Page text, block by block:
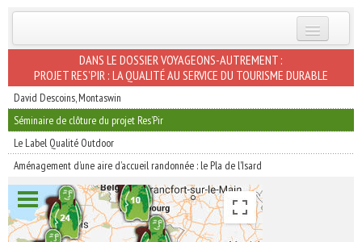
INSCRIVEZ-VOUS | ABONNEZ-VOUS
DANS LE DOSSIER VOYAGEONS-AUTREMENT :
PROJET RES’PIR : LA QUALITÉ AU SERVICE DU TOURISME DURABLE
David Descoins, Montaswin
Séminaire de clôture du projet Res’Pir
Le Label Qualité Outdoor
Aménagement d’une aire d’accueil randonnée : le Pla de l'Isard